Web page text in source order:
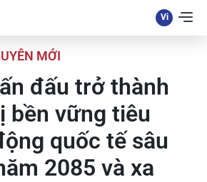
MỚI
đấu trở thành
bền vững tiêu
quốc tế sâu
2085 và xa